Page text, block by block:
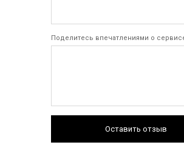
Поделитесь впечатлениями о
Оставить отзыв